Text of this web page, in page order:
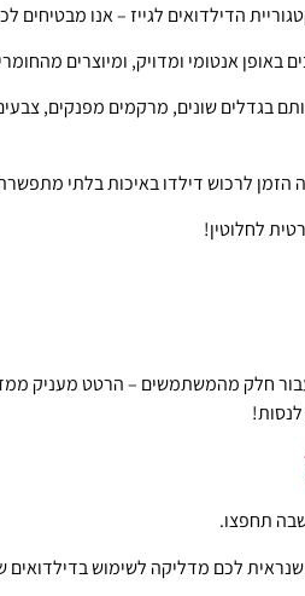
הדילדואים לגייז – אנו מבטיחים
אנטומי ומדויק, ומיוצרים
בגדלים שונים, מרקמים מפנקים,
הזמן לרכוש דילדו באיכות בלתי
לחלוטין!
חלק מהמשתמשים – הרטט מעניק ממד
שבה תחפצו.
שנראית לכם מדליקה לשימוש